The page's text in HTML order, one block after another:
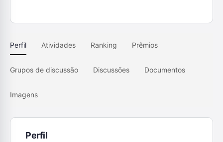
Perfil Atividades Ranking Prêmios
Grupos de discussão Discussões Documentos
Imagens
Perfil